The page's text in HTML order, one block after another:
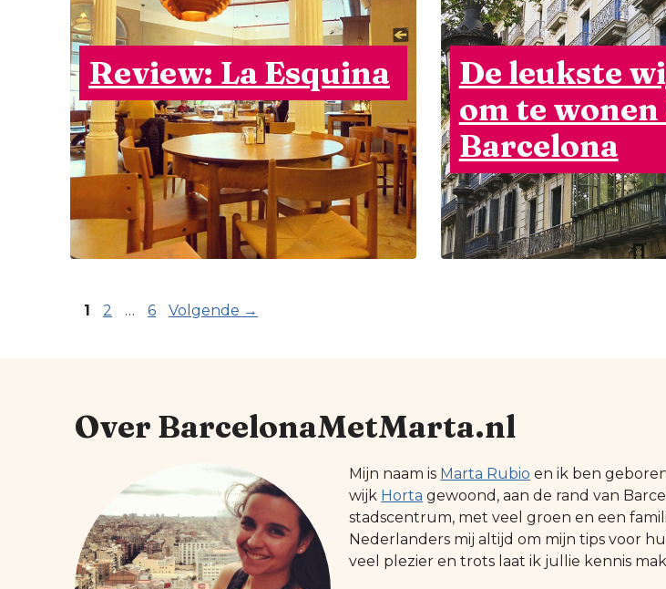
Review: La Esquina
De leukste
om te
Barcelona
Pagina
1 Pagina
2 … Pagina
6 Volgende →
Over BarcelonaMetMarta.nl
Mijn naam is Marta Rubio en ik ben
wijk Horta gewoond, aan de rand van
stadscentrum, met veel groen en een
Nederlanders mij altijd om mijn tips voor
veel plezier en trots laat ik jullie kennis